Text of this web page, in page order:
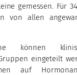
gemessen. Für
von allen
können
eingeteilt
auf